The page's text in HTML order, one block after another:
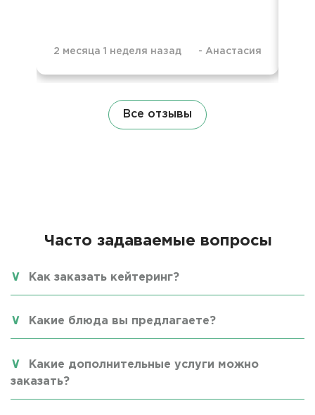
2 месяца 1 неделя назад - Анастасия
Все отзывы
Часто задаваемые вопросы
Как заказать кейтеринг?
Какие блюда вы предлагаете?
Какие дополнительные услуги можно
заказать?